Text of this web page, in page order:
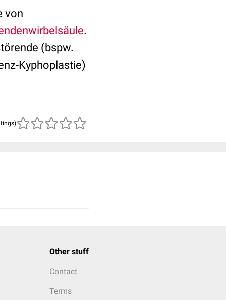
von
.
(bspw.
Kyphoplastie)
Other stuff
Contact
Terms